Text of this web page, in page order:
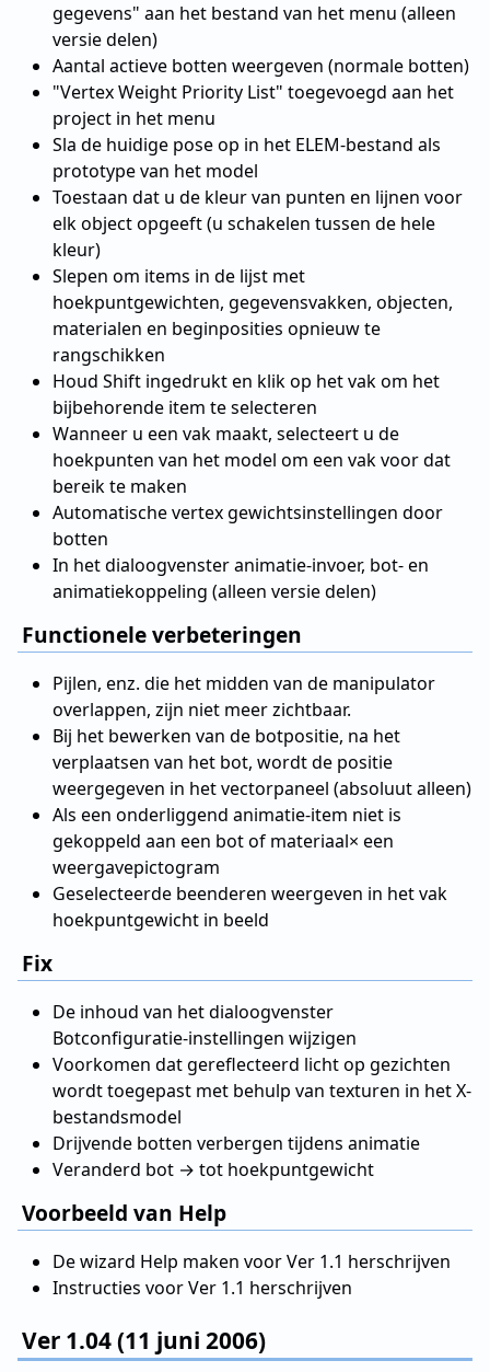
gegevens" aan het bestand van het menu (alleen
versie delen)
Aantal actieve botten weergeven (normale botten)
"Vertex Weight Priority List" toegevoegd aan het
project in het menu
Sla de huidige pose op in het ELEM-bestand als
prototype van het model
Toestaan dat u de kleur van punten en lijnen voor
elk object opgeeft (u schakelen tussen de hele
kleur)
Slepen om items in de lijst met
hoekpuntgewichten, gegevensvakken, objecten,
materialen en beginposities opnieuw te
rangschikken
Houd Shift ingedrukt en klik op het vak om het
bijbehorende item te selecteren
Wanneer u een vak maakt, selecteert u de
hoekpunten van het model om een vak voor dat
bereik te maken
Automatische vertex gewichtsinstellingen door
botten
In het dialoogvenster animatie-invoer, bot- en
animatiekoppeling (alleen versie delen)
Functionele verbeteringen
Pijlen, enz. die het midden van de manipulator
overlappen, zijn niet meer zichtbaar.
Bij het bewerken van de botpositie, na het
verplaatsen van het bot, wordt de positie
weergegeven in het vectorpaneel (absoluut alleen)
Als een onderliggend animatie-item niet is
gekoppeld aan een bot of materiaal× een
weergavepictogram
Geselecteerde beenderen weergeven in het vak
hoekpuntgewicht in beeld
Fix
De inhoud van het dialoogvenster
Botconfiguratie-instellingen wijzigen
Voorkomen dat gereflecteerd licht op gezichten
wordt toegepast met behulp van texturen in het X-
bestandsmodel
Drijvende botten verbergen tijdens animatie
Veranderd bot → tot hoekpuntgewicht
Voorbeeld van Help
De wizard Help maken voor Ver 1.1 herschrijven
Instructies voor Ver 1.1 herschrijven
Ver 1.04 (11 juni 2006)